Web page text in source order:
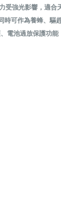
受強光影響，適合
可作為養蜂、驅
電池過放保護功